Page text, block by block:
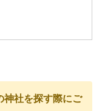
神社を探す際にご